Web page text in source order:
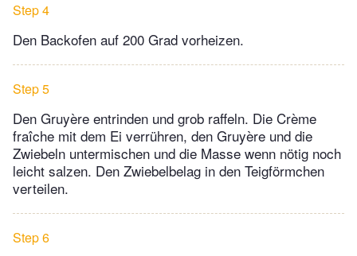
Step 4
Den Backofen auf 200 Grad vorheizen.
Step 5
Den Gruyère entrinden und grob raffeln. Die Crème
fraîche mit dem Ei verrühren, den Gruyère und die
Zwiebeln untermischen und die Masse wenn nötig noch
leicht salzen. Den Zwiebelbelag in den Teigförmchen
verteilen.
Step 6